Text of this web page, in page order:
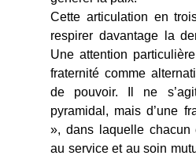
Cette articulation en
respirer davantage la
Une attention
fraternité comme
de pouvoir. Il ne
pyramidal, mais d’une
», dans laquelle chacun
au service et au soin